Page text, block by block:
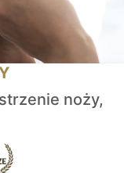
noży,